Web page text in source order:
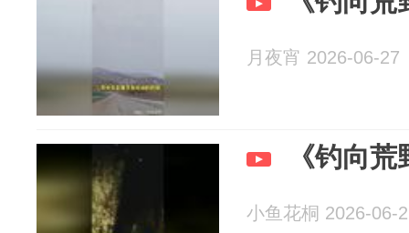
月夜宵 2026-06-27
《钓向
小鱼花桐 2026-06-